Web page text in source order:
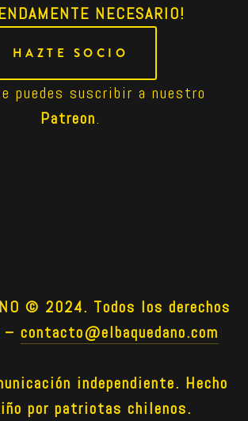
NECESARIO!
HAZTE SOCIO
Patreon.
© 2024. Todos los derechos
– contacto@elbaquedano.com
independiente. Hecho
por patriotas chilenos.